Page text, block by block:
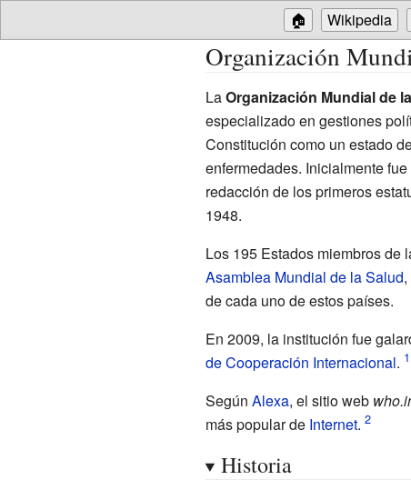
🏠 Wikipedia
Organización
LaOrganización Mundial de
especializado en gestiones
Constitución como un estado
enfermedades. Inicialmente
redacción de los primeros
1948.
Los 195 Estados miembros de
Asamblea Mundial de la Salud
de cada uno de estos países.
En 2009, la institución fue
de Cooperación Internacional.
Según Alexa, el sitio web
más popular de Internet.
Historia